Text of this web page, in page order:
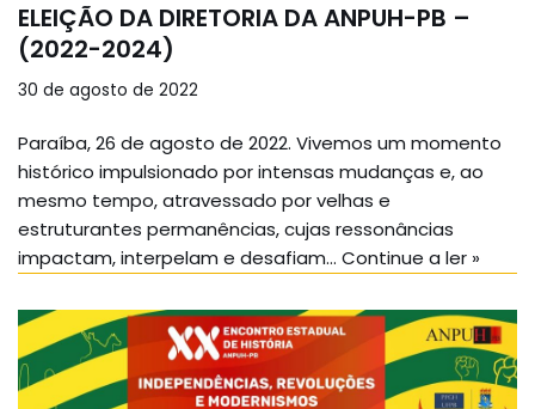
ELEIÇÃO DA DIRETORIA DA ANPUH-PB –
(2022-2024)
30 de agosto de 2022
Paraíba, 26 de agosto de 2022. Vivemos um momento
histórico impulsionado por intensas mudanças e, ao
mesmo tempo, atravessado por velhas e
estruturantes permanências, cujas ressonâncias
impactam, interpelam e desafiam… Continue a ler »